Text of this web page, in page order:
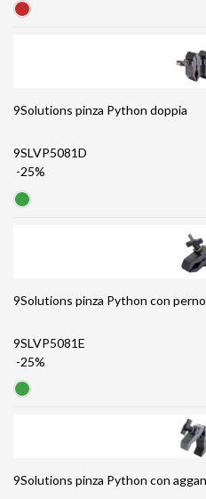
9Solutions pinza Python doppia
9SLVP5081D
-25%
9Solutions pinza Python con
9SLVP5081E
-25%
9Solutions pinza Python con